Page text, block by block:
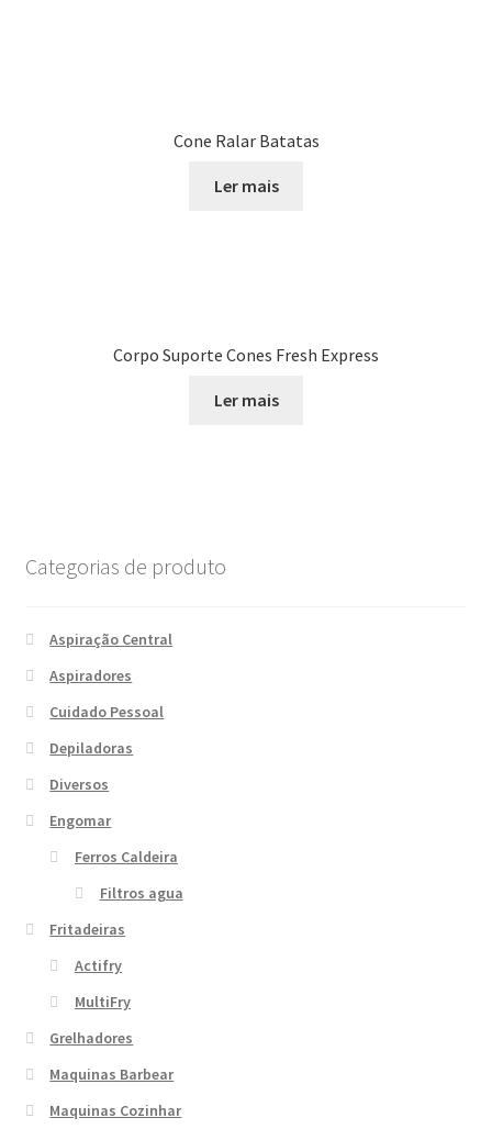
Cone Ralar Batatas
Ler mais
Corpo Suporte Cones Fresh Express
Ler mais
Categorias de produto
Aspiração Central
Aspiradores
Cuidado Pessoal
Depiladoras
Diversos
Engomar
Ferros Caldeira
Filtros agua
Fritadeiras
Actifry
MultiFry
Grelhadores
Maquinas Barbear
Maquinas Cozinhar